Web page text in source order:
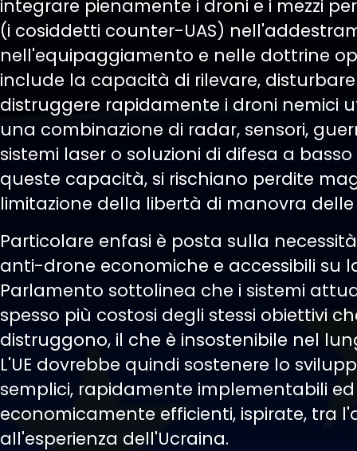
integrare pienamente i droni e i mezzi
(i cosiddetti counter-UAS)
nell'equipaggiamento e nelle dottrine
include la capacità di rilevare,
distruggere rapidamente i droni nemici
una combinazione di radar, sensori,
sistemi laser o soluzioni di difesa a basso
queste capacità, si rischiano perdite
limitazione della libertà di manovra
Particolare enfasi è posta sulla
anti-drone economiche e accessibili su
Parlamento sottolinea che i sistemi
spesso più costosi degli stessi obiettivi
distruggono, il che è insostenibile nel
L'UE dovrebbe quindi sostenere lo
semplici, rapidamente implementabili ed
economicamente efficienti, ispirate, tra
all'esperienza dell'Ucraina.